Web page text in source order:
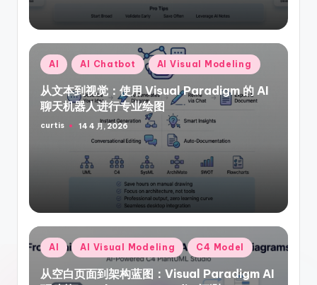
Posted
in
AI AI Chatbot AI Visual Modeling
从文本到视觉：使用 Visual Paradigm 的 AI
聊天机器人进行专业绘图
Posted
curtis 14 4 月, 2026
Posted
in
AI AI Visual Modeling C4 Model
从空白页面到架构蓝图：Visual Paradigm AI